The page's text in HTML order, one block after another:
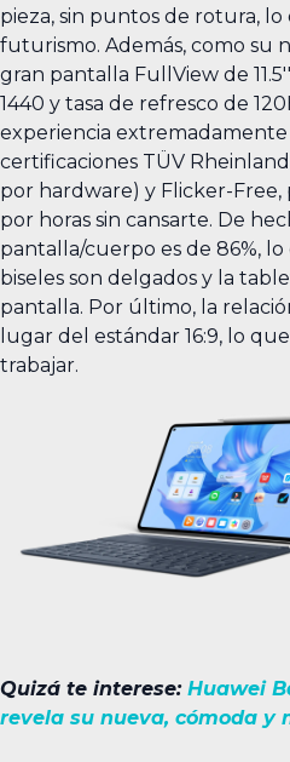
pieza, sin puntos de rotura,
futurismo. Además, como su
gran pantalla FullView de
1440 y tasa de refresco de
experiencia
certificaciones TÜV
por hardware) y Flicker-
por horas sin cansarte. De
pantalla/cuerpo es de 86%,
biseles son delgados y la
pantalla. Por último, la
lugar del estándar 16:9, lo
trabajar.
Quizá te interese: Huawei
revela su nueva, cómoda